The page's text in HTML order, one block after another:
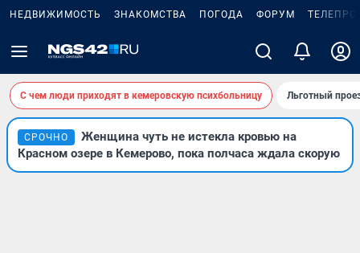
НЕДВИЖИМОСТЬ ЗНАКОМСТВА ПОГОДА ФОРУМ
С чем люди приходят в кемеровскую психбольницу Льготный
СРОЧНО
Женщина чуть не истекла кровью на
Красном озере в Кемерово, пока полчаса ждала скорую